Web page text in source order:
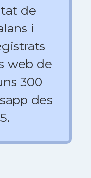
de
i
web de
300
des